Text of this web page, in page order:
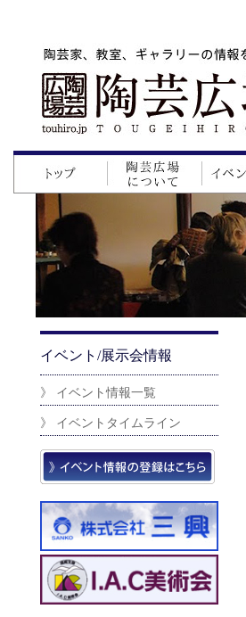
イベント/展示会情報
》 イベント情報一覧
》 イベントタイムライン